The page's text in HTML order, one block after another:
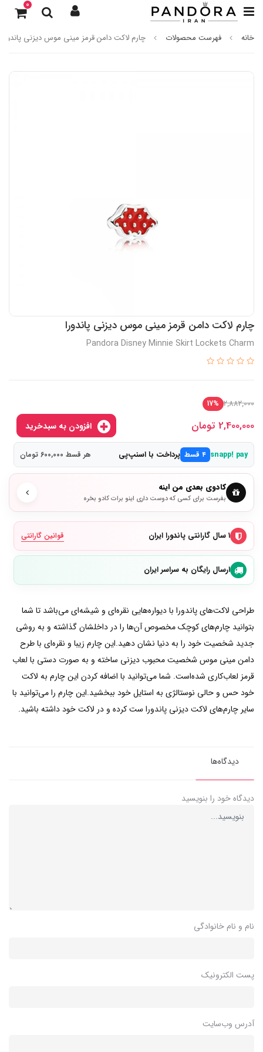
0
خانه فهرست محصولات چارم لاکت دامن قرمز مینی موس دیزنی پاندورا
چارم لاکت دامن قرمز مینی موس دیزنی پاندورا
Pandora Disney Minnie Skirt Lockets Charm
2,882,000
17%
2,400,000 تومان
snapp! pay ۴ قسط پرداخت با اسنپ‌پی هر قسط 600,000 تومان
کادوی بعدی من اینه
بفرست برای کسی که دوست داری اینو برات کادو بخره
۱ سال گارانتی پاندورا ایران قوانین گارانتی
ارسال رایگان به سراسر ایران
طراحی لاکت‌های پاندورا با دیواره‌هایی نقره‌ای و شیشه‌ای می‌باشد تا شما
بتوانید چارم‌های کوچک مخصوص آن‌ها را در داخلشان گذاشته و به روشی
جدید شخصیت خود را به دنیا نشان دهید.این چارم زیبا و نقره‌ای با طرح
دامن مینی موس شخصیت محبوب دیزنی ساخته و به صورت دستی با لعاب‌
قرمز لعاب‌کاری شده‌است. شما می‌توانید با اضافه کردن این چارم به لاکت
خود حس و حالی نوستالژی به استایل خود ببخشید.این چارم را می‌توانید با
سایر چارم‌های لاکت دیزنی پاندورا ست کرده و در لاکت خود داشته باشید.
دیدگاه‌ها
دیدگاه خود را بنویسید
نام و نام خانوادگی
پست الکترونیک
آدرس وب‌سایت